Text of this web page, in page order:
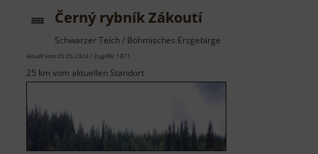
Černý rybník Zákoutí
Schwarzer Teich / Böhmisches Erzgebirge
aktuell vom 05.05.2024 / Zugriffe: 1871
25 km vom aktuellen Standort